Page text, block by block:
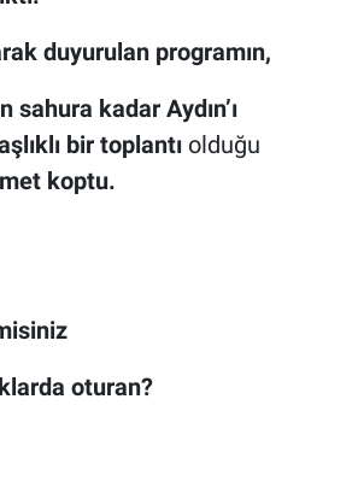
duyurulan programın,
sahura kadar Aydın’ı
bir toplantıolduğu
koptu.
oturan?